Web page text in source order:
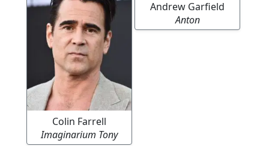
Colin Farrell
Imaginarium Tony
Andrew Garfield
Anton